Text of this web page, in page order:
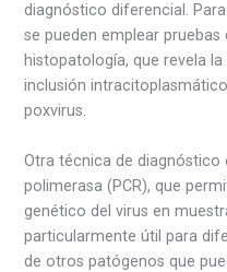
diagnóstico diferencial.
se pueden emplear
histopatología, que revela
inclusión
poxvirus.
Otra técnica de diagnóstico
polimerasa (PCR), que
genético del virus en
particularmente útil para
de otros patógenos que